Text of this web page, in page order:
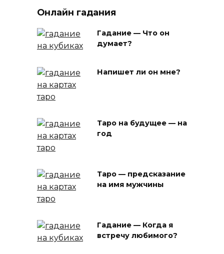
Онлайн гадания
Гадание — Что он
думает?
Напишет ли он мне?
Таро на будущее — на
год
Таро — предсказание
на имя мужчины
Гадание — Когда я
встречу любимого?